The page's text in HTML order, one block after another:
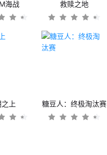
海战 救赎之地
上 糖豆人：终极淘汰赛